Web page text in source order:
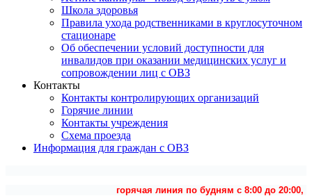
Школа здоровья
Правила ухода родственниками в круглосуточном
стационаре
Об обеспечении условий доступности для
инвалидов при оказании медицинских услуг и
сопровождении лиц с ОВЗ
Контакты
Контакты контролирующих организаций
Горячие линии
Контакты учреждения
Схема проезда
Информация для граждан с ОВЗ
горячая линия по будням с 8:00 до 20:00,